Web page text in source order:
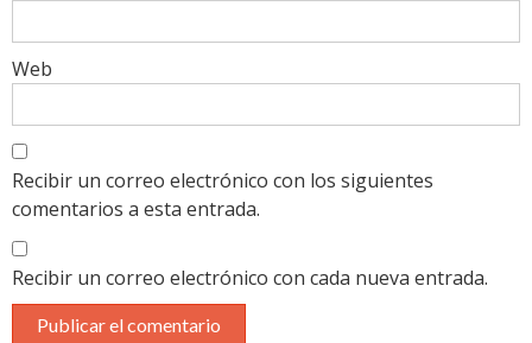
Web
Recibir un correo electrónico con los siguientes
comentarios a esta entrada.
Recibir un correo electrónico con cada nueva entrada.